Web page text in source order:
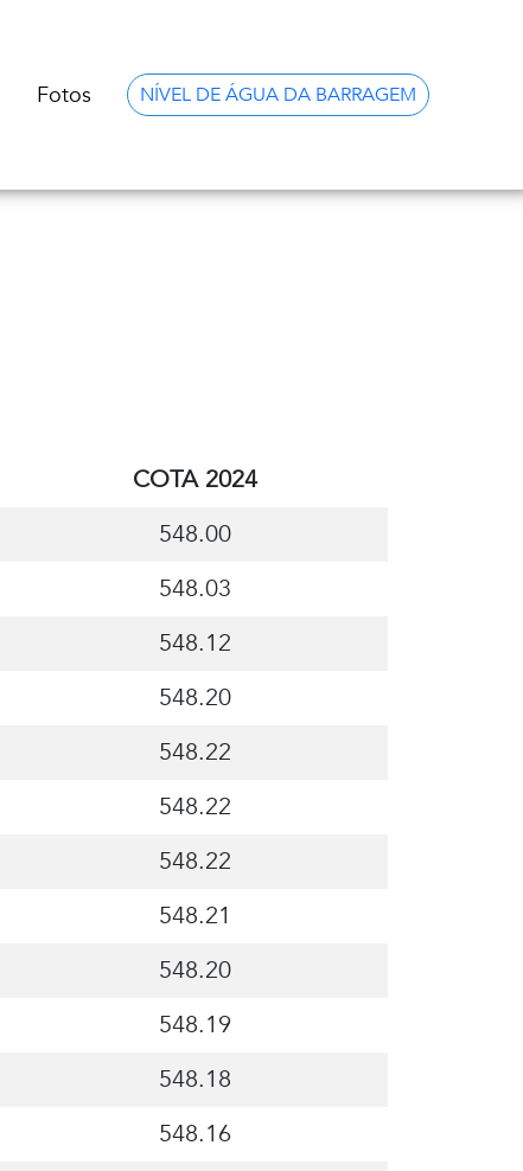
Fotos NÍVEL DE ÁGUA DA BARRAGEM
COTA 2024
548.00
548.03
548.12
548.20
548.22
548.22
548.22
548.21
548.20
548.19
548.18
548.16